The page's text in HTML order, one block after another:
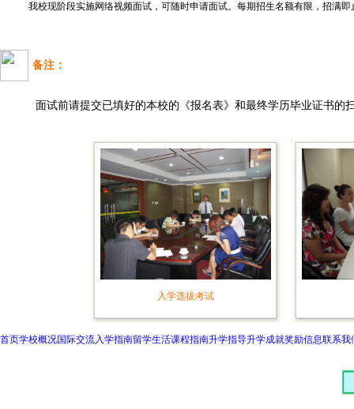
我校现阶段实施网络视频面试，可随时申请面试。每期招生名额有限，招满
备注：
面试前请提交已填好的本校的《报名表》和最终学历毕业证书的
入学选拔考试
首页学校概况国际交流入学指南留学生活课程指南升学指导升学成就奖励信息联系我